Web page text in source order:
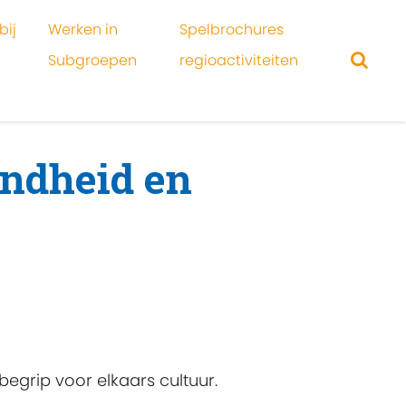
Werken in
Subgroepen
Spelbrochures
regioactiviteiten
en
voor elkaars cultuur.